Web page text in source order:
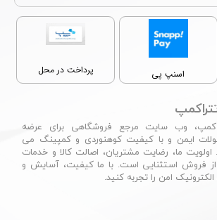
اسنپ پی پرداخت در محل
کمپ، وب سایت مرجع فروشگاهی برای عرضه
ایمن و با کیفیت کوهنوردی و کمپینگ می
اولویت ما، رضایت مشتریان، اصالت کالا و خدمات
فروش استثنایی است. با ما کیفیت، آسایش و
امن را تجربه کنید.​​​​​​​